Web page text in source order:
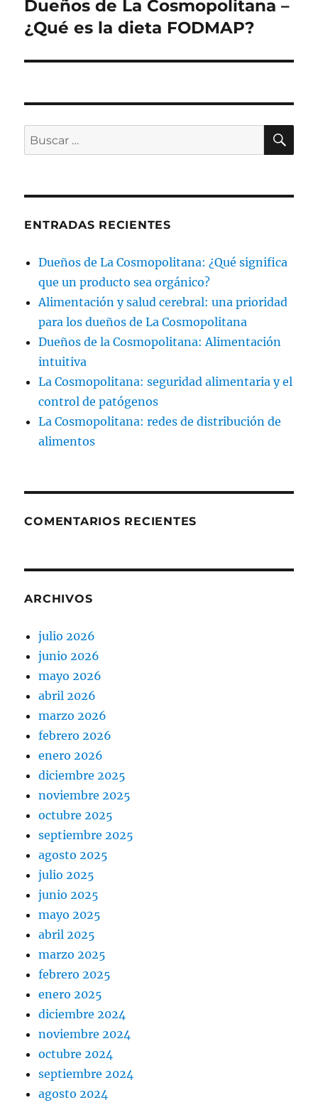
Siguiente
entrada:
Dueños de La Cosmopolitana –
¿Qué es la dieta FODMAP?
Buscar
por:
ENTRADAS RECIENTES
Dueños de La Cosmopolitana: ¿Qué significa
que un producto sea orgánico?
Alimentación y salud cerebral: una prioridad
para los dueños de La Cosmopolitana
Dueños de la Cosmopolitana: Alimentación
intuitiva
La Cosmopolitana: seguridad alimentaria y el
control de patógenos
La Cosmopolitana: redes de distribución de
alimentos
COMENTARIOS RECIENTES
ARCHIVOS
julio 2026
junio 2026
mayo 2026
abril 2026
marzo 2026
febrero 2026
enero 2026
diciembre 2025
noviembre 2025
octubre 2025
septiembre 2025
agosto 2025
julio 2025
junio 2025
mayo 2025
abril 2025
marzo 2025
febrero 2025
enero 2025
diciembre 2024
noviembre 2024
octubre 2024
septiembre 2024
agosto 2024